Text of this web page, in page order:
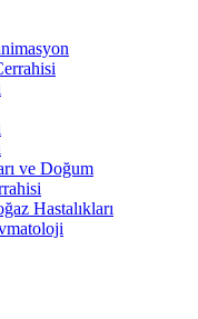
ve Doğum
Hastalıkları